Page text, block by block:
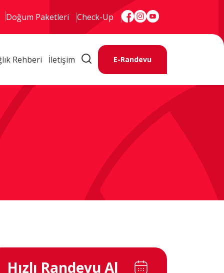
Doğum Paketleri Check-Up
Rehberi İletişim E-Randevu
Online Hizmetler
E-Randevu
E-Sonuç
Hasta Rehberi
Hızlı Randevu Al